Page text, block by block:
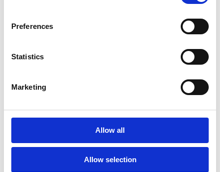
Preferences
Statistics
Marketing
Allow all
Allow selection
Belangrijkste voordelen
Voorbereid op regelgeving